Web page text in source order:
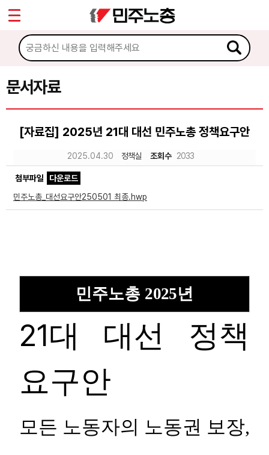
문서자료
[자료집] 2025년 21대 대선 민주노총 정책요구안
2025.04.30 정책실 조회수 2033
첨부파일
다운로드
민주노총_대선요구안250501 최종.hwp
민주노총 2025년
21대 대선 정책
요구안
모든 노동자의 노동권 보장,
마이페이지
소개
소식
문서자료
Sketchbook5, 스케치북5
Sketchbook5, 스케치북5